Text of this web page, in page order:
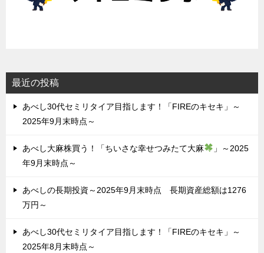
最近の投稿
あべし30代セミリタイア目指します！「FIREのキセキ」～
2025年9月末時点～
あべし大麻株買う！「ちいさな幸せつみたて大麻
」～2025
年9月末時点～
あべしの長期投資～2025年9月末時点 長期資産総額は1276
万円～
あべし30代セミリタイア目指します！「FIREのキセキ」～
2025年8月末時点～